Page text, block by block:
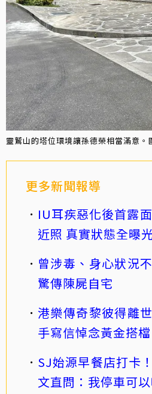
靈鷲山的塔位環境讓孫德榮相當滿意。
更多新聞報導
IU耳疾惡化後首露
近照 真實狀態全曝
曾涉毒、身心狀況
驚傳陳屍自宅
港樂傳奇黎彼得離
手寫信悼念黃金搭檔
SJ始源早餐店打卡
文直問：我停車可以